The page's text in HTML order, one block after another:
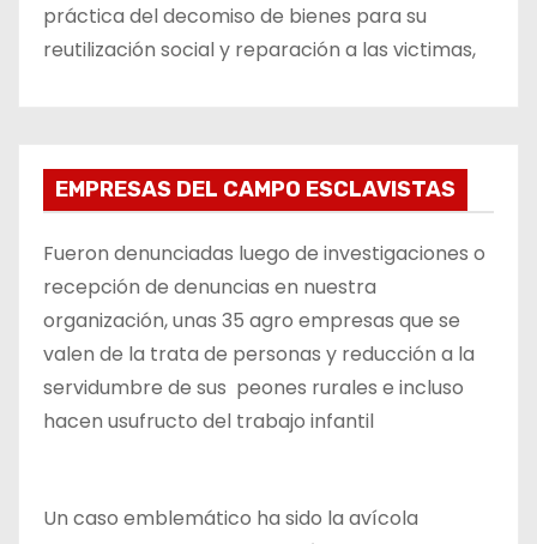
práctica del decomiso de bienes para su
reutilización social y reparación a las victimas,
EMPRESAS DEL CAMPO ESCLAVISTAS
Fueron denunciadas luego de investigaciones o
recepción de denuncias en nuestra
organización, unas 35 agro empresas que se
valen de la trata de personas y reducción a la
servidumbre de sus peones rurales e incluso
hacen usufructo del trabajo infantil
Un caso emblemático ha sido la avícola